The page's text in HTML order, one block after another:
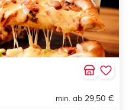
min. ab 29,50 €